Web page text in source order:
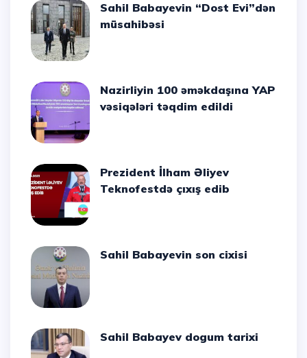
Sahil Babayevin “Dost Evi”dən
müsahibəsi
Nazirliyin 100 əməkdaşına YAP
vəsiqələri təqdim edildi
Prezident İlham Əliyev
Teknofestdə çıxış edib
Sahil Babayevin son cixisi
Sahil Babayev dogum tarixi